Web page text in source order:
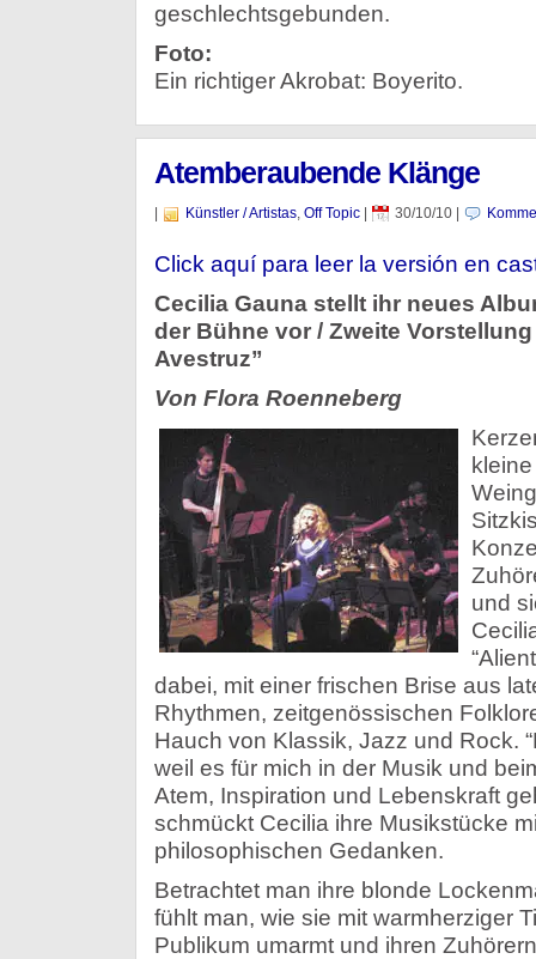
geschlechtsgebunden.
Foto:
Ein richtiger Akrobat: Boyerito.
Atemberaubende Klänge
Künstler / Artistas, Off Topic| 30/10/10|
Click aquí para leer la versión en
Cecilia Gauna stellt ihr neues
der Bühne vor / Zweite
Avestruz”
Von Flora Roenneberg
und
dabei, mit einer frischen Brise aus
Rhythmen, zeitgenössischen
Hauch von Klassik, Jazz und Rock.
weil es für mich in der Musik und
Atem, Inspiration und Lebenskraft
schmückt Cecilia ihre Musikstücke
philosophischen Gedanken.
Betrachtet man ihre blonde
fühlt man, wie sie mit warmherziger
Publikum umarmt und ihren